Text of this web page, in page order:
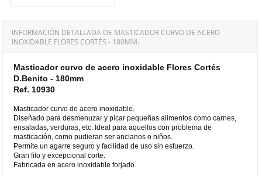
INFORMACIÓN DETALLADA DE MASTICADOR CURVO DE ACERO
INOXIDABLE FLORES CORTÉS - 180MM:
Masticador curvo de acero inoxidable Flores Cortés
D.Benito - 180mm
Ref. 10930
Masticador curvo de acero inoxidable.
Diseñado para desmenuzar y picar pequeñas alimentos como carnes,
ensaladas, verduras, etc. Ideal para aquellos con problema de
masticación, como pudieran ser ancianos o niños.
Permite un agarre seguro y facilidad de uso sin esfuerzo.
Gran filo y excepcional corte.
Fabricada en acero inoxidable forjado.